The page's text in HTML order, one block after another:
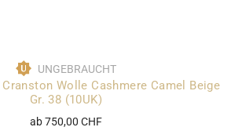
UNGEBRAUCHT
Wolle Cashmere Camel Beige
Gr. 38 (10UK)
ab 750,00 CHF